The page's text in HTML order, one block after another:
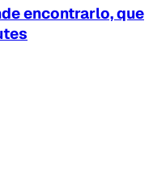
encontrarlo, que